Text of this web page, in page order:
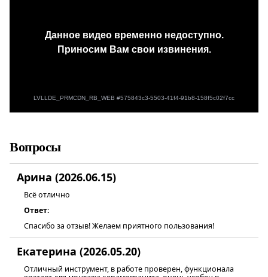
Вопросы
Арина (2026.06.15)
Всё отлично
Ответ:
Спасибо за отзыв! Желаем приятного пользования!
Екатерина (2026.05.20)
Отличный инструмент, в работе проверен, функционала